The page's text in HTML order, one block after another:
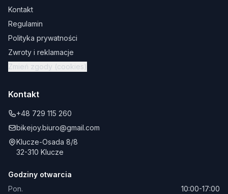
Kontakt
Regulamin
Polityka prywatności
Zwroty i reklamacje
Zmień zgody (cookies)
Kontakt
+48 729 115 260
bikejoy.biuro@gmail.com
Klucze-Osada 8/8
32-310 Klucze
Godziny otwarcia
Pon.
10:00-17:00